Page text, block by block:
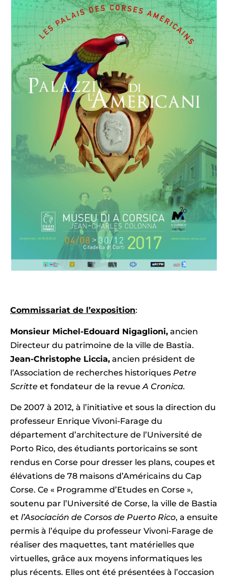
Commissariat de l’exposition:
Monsieur Michel-Edouard Nigaglioni, ancien
Directeur du patrimoine de la ville de Bastia.
Jean-Christophe Liccia, ancien président de
l’Association de recherches historiques Petre
Scritte et fondateur de la revue A Cronica.
De 2007 à 2012, à l’initiative et sous la direction du
professeur Enrique Vivoni-Farage du
département d’architecture de l’Université de
Porto Rico, des étudiants portoricains se sont
rendus en Corse pour dresser les plans, coupes et
élévations de 78 maisons d’Américains du Cap
Corse. Ce « Programme d’Etudes en Corse »,
soutenu par l’Université de Corse, la ville de Bastia
et l’Asociación de Corsos de Puerto Rico, a ensuite
permis à l’équipe du professeur Vivoni-Farage de
réaliser des maquettes, tant matérielles que
virtuelles, grâce aux moyens informatiques les
plus récents. Elles ont été présentées à l’occasion